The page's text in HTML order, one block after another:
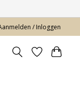
/ Inloggen